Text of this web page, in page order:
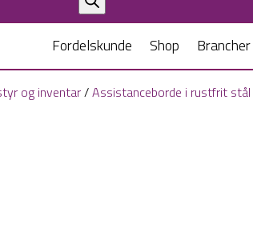
Fordelskunde Shop Brancher
og inventar/Assistanceborde i rustfrit stål